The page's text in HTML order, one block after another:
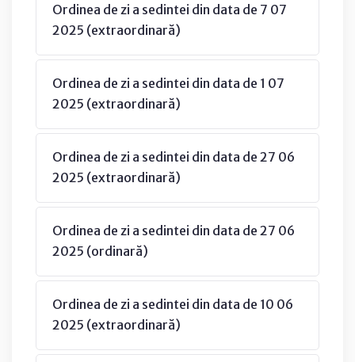
Ordinea de zi a sedintei din data de 7 07
2025 (extraordinară)
Ordinea de zi a sedintei din data de 1 07
2025 (extraordinară)
Ordinea de zi a sedintei din data de 27 06
2025 (extraordinară)
Ordinea de zi a sedintei din data de 27 06
2025 (ordinară)
Ordinea de zi a sedintei din data de 10 06
2025 (extraordinară)